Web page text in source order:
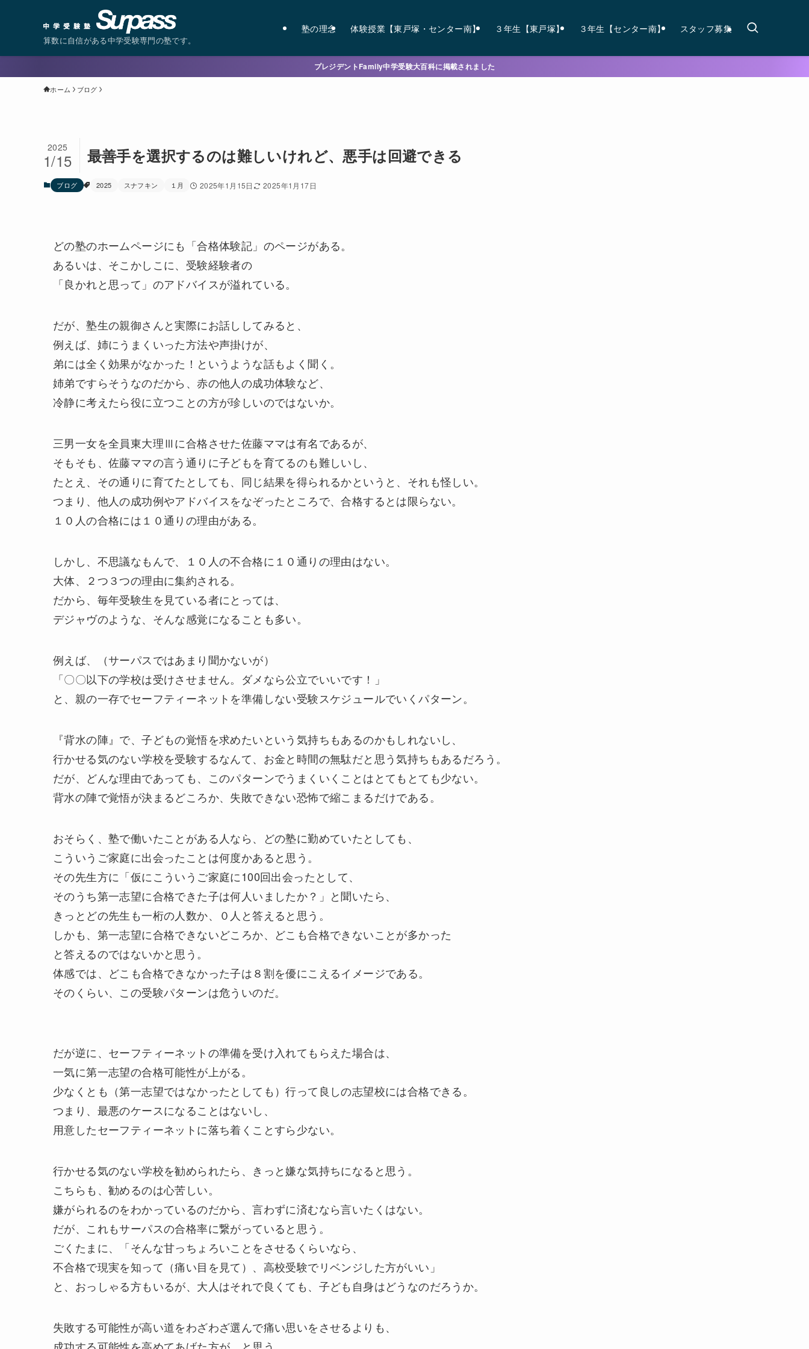
算数に自信がある中学受験専門の塾です。
塾の理念 体験授業【東戸塚・センター南】 ３年生【東戸塚】 ３年生【センター南】 スタッフ募集
プレジデントFamily中学受験大百科に掲載されました
ホーム ブログ
最善手を選択するのは難しいけれど、悪手は回避できる
2025
1/15
ブログ 2025 スナフキン １月 2025年1月15日 2025年1月17日
どの塾のホームページにも「合格体験記」のページがある。
あるいは、そこかしこに、受験経験者の
「良かれと思って」のアドバイスが溢れている。
だが、塾生の親御さんと実際にお話ししてみると、
例えば、姉にうまくいった方法や声掛けが、
弟には全く効果がなかった！というような話もよく聞く。
姉弟ですらそうなのだから、赤の他人の成功体験など、
冷静に考えたら役に立つことの方が珍しいのではないか。
三男一女を全員東大理Ⅲに合格させた佐藤ママは有名であるが、
そもそも、佐藤ママの言う通りに子どもを育てるのも難しいし、
たとえ、その通りに育てたとしても、同じ結果を得られるかというと、それも怪しい。
つまり、他人の成功例やアドバイスをなぞったところで、合格するとは限らない。
１０人の合格には１０通りの理由がある。
しかし、不思議なもんで、１０人の不合格に１０通りの理由はない。
大体、２つ３つの理由に集約される。
だから、毎年受験生を見ている者にとっては、
デジャヴのような、そんな感覚になることも多い。
例えば、（サーパスではあまり聞かないが）
「〇〇以下の学校は受けさせません。ダメなら公立でいいです！」
と、親の一存でセーフティーネットを準備しない受験スケジュールでいくパターン。
『背水の陣』で、子どもの覚悟を求めたいという気持ちもあるのかもしれないし、
行かせる気のない学校を受験するなんて、お金と時間の無駄だと思う気持ちもあるだろう。
だが、どんな理由であっても、このパターンでうまくいくことはとてもとても少ない。
背水の陣で覚悟が決まるどころか、失敗できない恐怖で縮こまるだけである。
おそらく、塾で働いたことがある人なら、どの塾に勤めていたとしても、
こういうご家庭に出会ったことは何度かあると思う。
その先生方に「仮にこういうご家庭に100回出会ったとして、
そのうち第一志望に合格できた子は何人いましたか？」と聞いたら、
きっとどの先生も一桁の人数か、０人と答えると思う。
しかも、第一志望に合格できないどころか、どこも合格できないことが多かった
と答えるのではないかと思う。
体感では、どこも合格できなかった子は８割を優にこえるイメージである。
そのくらい、この受験パターンは危ういのだ。
だが逆に、セーフティーネットの準備を受け入れてもらえた場合は、
一気に第一志望の合格可能性が上がる。
少なくとも（第一志望ではなかったとしても）行って良しの志望校には合格できる。
つまり、最悪のケースになることはないし、
用意したセーフティーネットに落ち着くことすら少ない。
行かせる気のない学校を勧められたら、きっと嫌な気持ちになると思う。
こちらも、勧めるのは心苦しい。
嫌がられるのをわかっているのだから、言わずに済むなら言いたくはない。
だが、これもサーパスの合格率に繋がっていると思う。
ごくたまに、「そんな甘っちょろいことをさせるくらいなら、
不合格で現実を知って（痛い目を見て）、高校受験でリベンジした方がいい」
と、おっしゃる方もいるが、大人はそれで良くても、子ども自身はどうなのだろうか。
失敗する可能性が高い道をわざわざ選んで痛い思いをさせるよりも、